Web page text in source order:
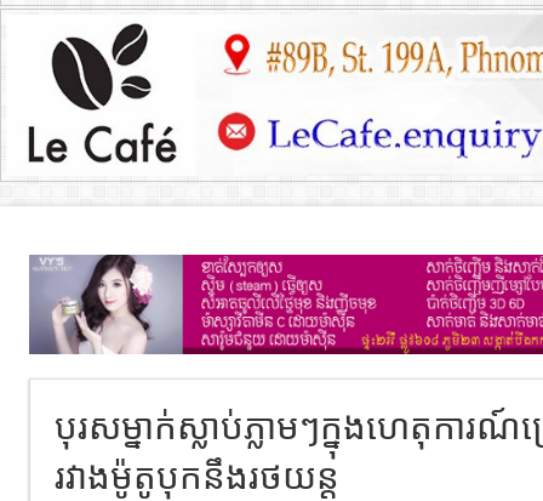
បុរសម្នាក់ស្លាប់ភ្លាមៗក្នុងហេតុការណ៍
រវាងម៉ូតូបុកនឹងរថយន្ត